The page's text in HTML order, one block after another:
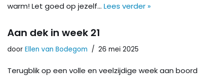
warm! Let goed op jezelf… Lees verder »
Aan dek in week 21
door Ellen van Bodegom 26 mei 2025
Terugblik op een volle en veelzijdige week aan boord